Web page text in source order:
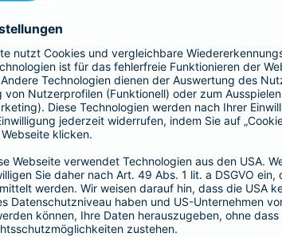
Fürsorge.
sollte nicht von unseren finanziellen
auf folgende Tierversicherungen spezialisiert,
zu ermöglichen: